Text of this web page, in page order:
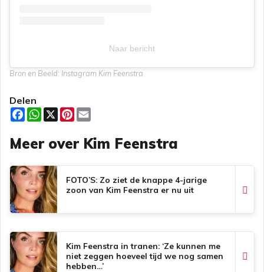
Naar bericht
Bron en Beeld: Instagram Kim Feenstra
Delen
F
a
e
b
o
k
W
h
t
s
p
p
X
P
t
e
e
s
t
i
l
Meer over Kim Feenstra
FOTO’S: Zo ziet de knappe 4-jarige
zoon van Kim Feenstra er nu uit
Kim Feenstra in tranen: ‘Ze kunnen me
niet zeggen hoeveel tijd we nog samen
hebben…’